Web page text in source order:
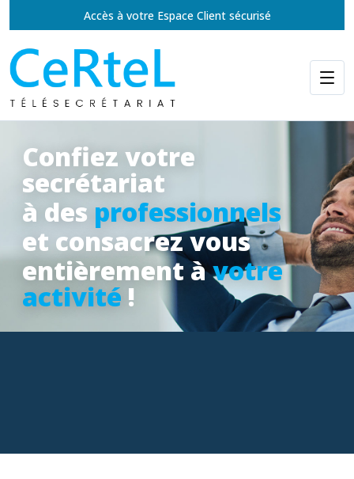
Accès à votre Espace Client sécurisé
Confiez votre
secrétariat
à des professionnels
et consacrez vous
entièrement àvotre
activité !